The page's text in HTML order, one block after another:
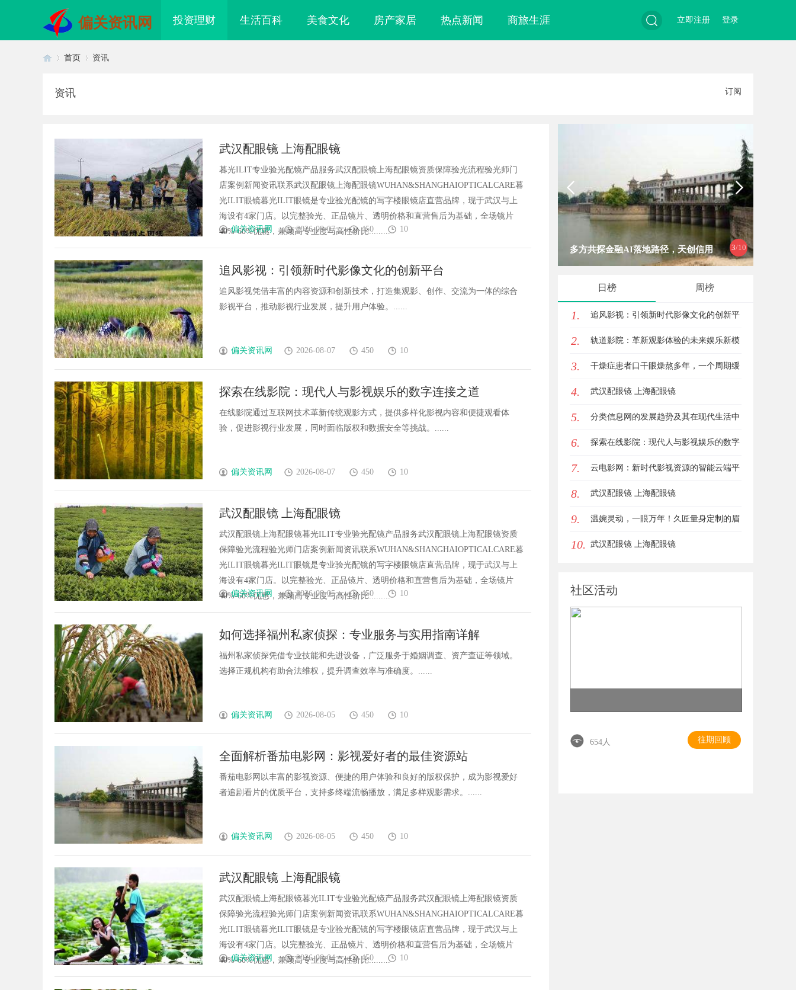
偏关资讯网 投资理财 生活百科 美食文化 房产家居 热点新闻 商旅生涯 登录
立即注册
首页 资讯
资讯 订阅
武汉配眼镜 上海配眼镜
暮光ILIT专业验光配镜产品服务武汉配眼镜上海配眼镜资质保障验光流程验光师门
店案例新闻资讯联系武汉配眼镜上海配眼镜WUHAN&SHANGHAIOPTICALCARE暮
光ILIT眼镜暮光ILIT眼镜是专业验光配镜的写字楼眼镜店直营品牌，现于武汉与上
海设有4家门店。以完整验光、正品镜片、透明价格和直营售后为基础，全场镜片
40%-60%优惠，兼顾高专业度与高性价比.........
偏关资讯网 2026-08-07 450 10
追风影视：引领新时代影像文化的创新平台
追风影视凭借丰富的内容资源和创新技术，打造集观影、创作、交流为一体的综合
影视平台，推动影视行业发展，提升用户体验。......
偏关资讯网 2026-08-07 450 10
探索在线影院：现代人与影视娱乐的数字连接之道
在线影院通过互联网技术革新传统观影方式，提供多样化影视内容和便捷观看体
验，促进影视行业发展，同时面临版权和数据安全等挑战。......
偏关资讯网 2026-08-07 450 10
武汉配眼镜 上海配眼镜
武汉配眼镜上海配眼镜暮光ILIT专业验光配镜产品服务武汉配眼镜上海配眼镜资质
保障验光流程验光师门店案例新闻资讯联系WUHAN&SHANGHAIOPTICALCARE暮
光ILIT眼镜暮光ILIT眼镜是专业验光配镜的写字楼眼镜店直营品牌，现于武汉与上
海设有4家门店。以完整验光、正品镜片、透明价格和直营售后为基础，全场镜片
40%-60%优惠，兼顾高专业度与高性价比.........
偏关资讯网 2026-08-05 450 10
如何选择福州私家侦探：专业服务与实用指南详解
福州私家侦探凭借专业技能和先进设备，广泛服务于婚姻调查、资产查证等领域。
选择正规机构有助合法维权，提升调查效率与准确度。......
偏关资讯网 2026-08-05 450 10
全面解析番茄电影网：影视爱好者的最佳资源站
番茄电影网以丰富的影视资源、便捷的用户体验和良好的版权保护，成为影视爱好
者追剧看片的优质平台，支持多终端流畅播放，满足多样观影需求。......
偏关资讯网 2026-08-05 450 10
武汉配眼镜 上海配眼镜
武汉配眼镜上海配眼镜暮光ILIT专业验光配镜产品服务武汉配眼镜上海配眼镜资质
保障验光流程验光师门店案例新闻资讯联系WUHAN&SHANGHAIOPTICALCARE暮
光ILIT眼镜暮光ILIT眼镜是专业验光配镜的写字楼眼镜店直营品牌，现于武汉与上
海设有4家门店。以完整验光、正品镜片、透明价格和直营售后为基础，全场镜片
40%-60%优惠，兼顾高专业度与高性价比.........
偏关资讯网 2026-08-04 450 10
4/10
怕“搜不到”为什么隔壁店铺没
ai却天天给他免费派单？
贝净 AC 国际医疗实验室，标准化研
发体系全解析
多方共探金融AI落地路径，天创信用
星图AI助力产业金融智能升级
武汉配眼镜 上海配眼镜
日榜 周榜
1. 追风影视：引领新时代影像文化的创新平
台
2. 轨道影院：革新观影体验的未来娱乐新模
式
3. 干燥症患者口干眼燥熬多年，一个周期缓
过来？老中医：一张辨证方对症，身体找
回津液
4. 武汉配眼镜 上海配眼镜
5. 分类信息网的发展趋势及其在现代生活中
的重要作用解析
6. 探索在线影院：现代人与影视娱乐的数字
连接之道
7. 云电影网：新时代影视资源的智能云端平
台解析
8. 武汉配眼镜 上海配眼镜
9. 温婉灵动，一眼万年！久匠量身定制的眉
眼唇，才是你整张脸的点睛之笔！淡颜系
10. 武汉配眼镜 上海配眼镜
社区活动
654人 往期回顾